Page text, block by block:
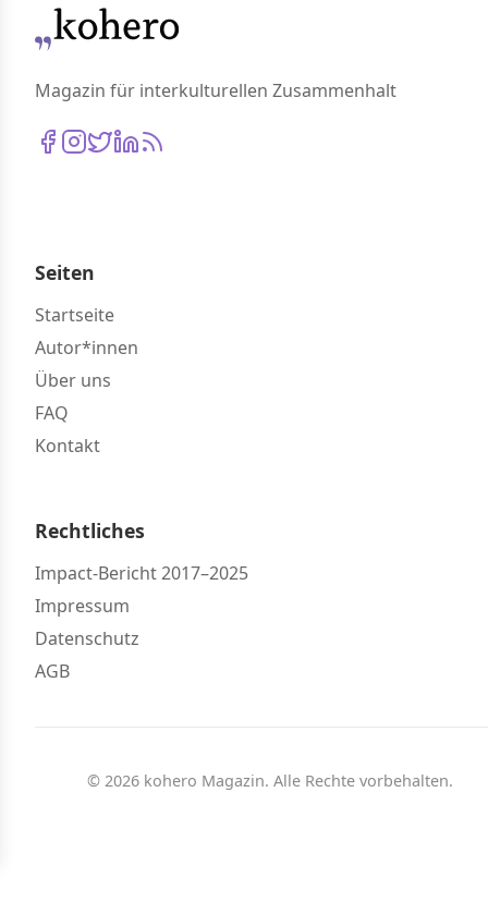
Magazin für interkulturellen Zusammenhalt
Seiten
Startseite
Autor*innen
Über uns
FAQ
Kontakt
Rechtliches
Impact-Bericht 2017–2025
Impressum
Datenschutz
AGB
© 2026 kohero Magazin. Alle Rechte vorbehalten.